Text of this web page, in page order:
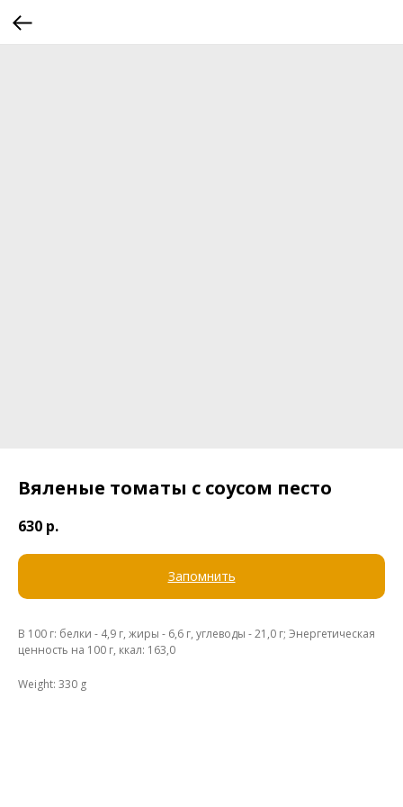
Вяленые томаты с соусом песто
630 р.
Запомнить
В 100 г: белки - 4,9 г, жиры - 6,6 г, углеводы - 21,0 г; Энергетическая
ценность на 100 г, ккал: 163,0
Weight: 330 g